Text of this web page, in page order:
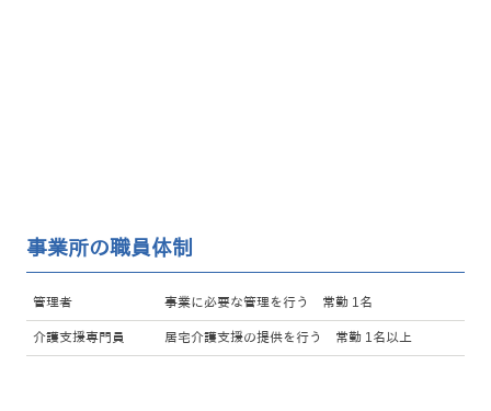
事業所の職員体制
管理者 事業に必要な管理を行う 常勤 1名
介護支援専門員 居宅介護支援の提供を行う 常勤 1名以上